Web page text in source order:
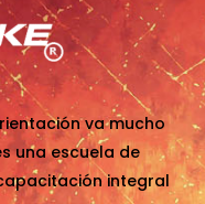
va mucho
una escuela de
integral